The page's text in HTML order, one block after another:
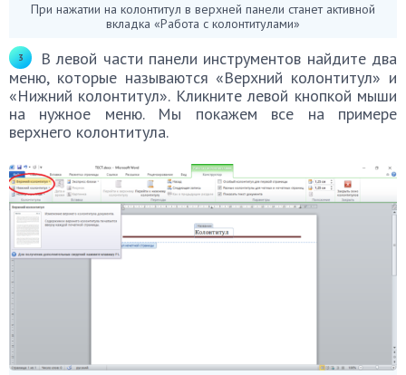
При нажатии на колонтитул в верхней панели станет активной
вкладка «Работа с колонтитулами»
В левой части панели инструментов найдите два
меню, которые называются «Верхний колонтитул» и
«Нижний колонтитул». Кликните левой кнопкой мыши
на нужное меню. Мы покажем все на примере
верхнего колонтитула.